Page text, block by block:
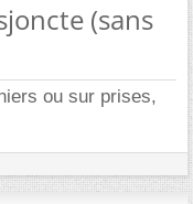
(sans
ou sur prises,